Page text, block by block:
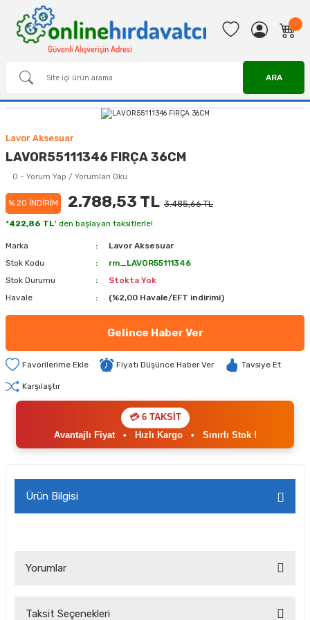
ARA
Lavor Aksesuar
LAVOR55111346 FIRÇA 36CM
0 - Yorum Yap / Yorumları Oku
% 20 İNDİRİM 2.788,53 TL 3.485,66 TL
*422,86 TL' den başlayan taksitlerle!
Marka
Lavor Aksesuar
Stok Kodu
rm_LAVOR55111346
Stok Durumu
Stokta Yok
Havale
(%2,00 Havale/EFT indirimi)
Gelince Haber Ver
Fiyatı Düşünce Haber Ver Tavsiye Et
Karşılaştır
💳 6 TAKSİT
Avantajlı Fiyat• Hızlı Kargo• Sınırlı Stok !
Ürün Bilgisi
Yorumlar
Taksit Seçenekleri